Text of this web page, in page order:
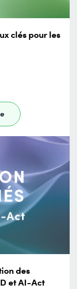
clés pour les
des
et AI-Act